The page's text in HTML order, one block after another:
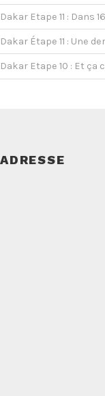
Dakar Etape 11 : Dans
Dakar Étape 11 : Une
Dakar Etape 10 : Et ça
ADRESSE